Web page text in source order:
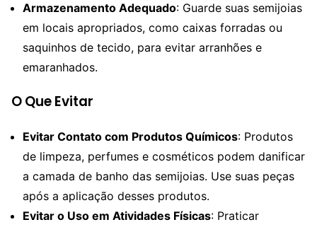
Armazenamento Adequado: Guarde suas semijoias
em locais apropriados, como caixas forradas ou
saquinhos de tecido, para evitar arranhões e
emaranhados.
O Que Evitar
Evitar Contato com Produtos Químicos: Produtos
de limpeza, perfumes e cosméticos podem danificar
a camada de banho das semijoias. Use suas peças
após a aplicação desses produtos.
Evitar o Uso em Atividades Físicas: Praticar